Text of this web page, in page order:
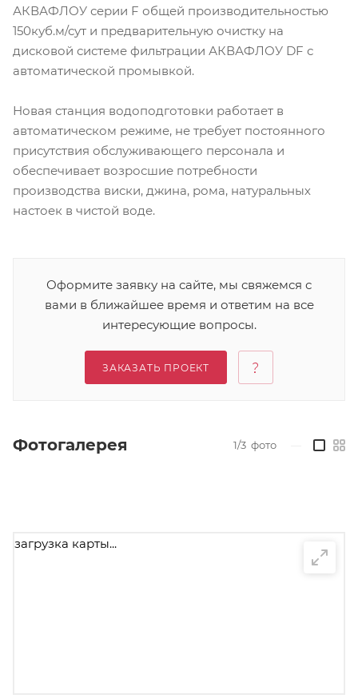
АКВАФЛОУ серии F общей производительностью
150куб.м/сут и предварительную очистку на
дисковой системе фильтрации АКВАФЛОУ DF с
автоматической промывкой.
Новая станция водоподготовки работает в
автоматическом режиме, не требует постоянного
присутствия обслуживающего персонала и
обеспечивает возросшие потребности
производства виски, джина, рома, натуральных
настоек в чистой воде.
Оформите заявку на сайте, мы свяжемся с
вами в ближайшее время и ответим на все
интересующие вопросы.
ЗАКАЗАТЬ ПРОЕКТ
Фотогалерея 1/3 фото
загрузка карты...